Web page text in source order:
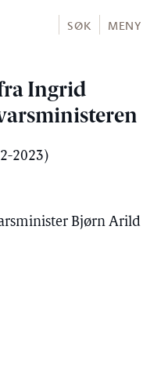
SØK MENY
Ingrid
2023)
Bjørn Arild